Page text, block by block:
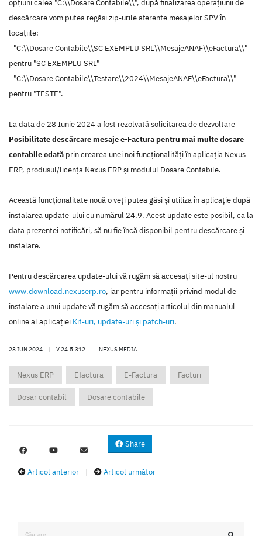
opțiuni calea "C:\\Dosare Contabile\\", după finalizarea operațiunii de
descărcare vom putea regăsi zip-urile aferente mesajelor SPV în
locațiile:
- "C:\\Dosare Contabile\\SC EXEMPLU SRL\\MesajeANAF\\eFactura\\"
pentru "SC EXEMPLU SRL"
- "C:\\Dosare Contabile\\Testare\\2024\\MesajeANAF\\eFactura\\"
pentru "TESTE".
La data de 28 Iunie 2024 a fost rezolvată solicitarea de dezvoltare
Posibilitate descărcare mesaje e-Factura pentru mai multe dosare
contabile odată prin crearea unei noi funcţionalităţi în aplicaţia Nexus
ERP, produsul/licenţa Nexus ERP şi modulul Dosare Contabile.
Această funcţionalitate nouă o veţi putea găsi şi utiliza în aplicaţie după
instalarea update-ului cu numărul 24.9. Acest update este posibil, ca la
data prezentei notificări, să nu fie încă disponibil pentru descărcare şi
instalare.
Pentru descărcarea update-ului vă rugăm să accesaţi site-ul nostru
www.download.nexuserp.ro, iar pentru informaţii privind modul de
instalare a unui update vă rugăm să accesaţi articolul din manualul
online al aplicaţiei Kit-uri, update-uri şi patch-uri.
28 IUN 2024 | V.24.5.312 | NEXUS MEDIA
Nexus ERP Efactura E-Factura Facturi
Dosar contabil Dosare contabile
Share
Articol anterior | Articol următor